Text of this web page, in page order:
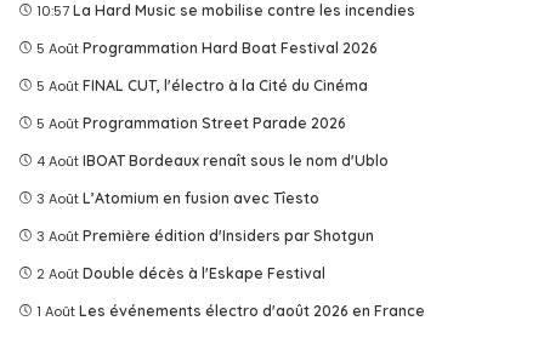
10:57 La Hard Music se mobilise contre les incendies
5 Août Programmation Hard Boat Festival 2026
5 Août FINAL CUT, l'électro à la Cité du Cinéma
5 Août Programmation Street Parade 2026
4 Août IBOAT Bordeaux renaît sous le nom d'Ublo
3 Août L’Atomium en fusion avec Tîesto
3 Août Première édition d'Insiders par Shotgun
2 Août Double décès à l'Eskape Festival
1 Août Les événements électro d'août 2026 en France